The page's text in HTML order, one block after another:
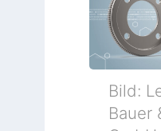
Bild:
Bauer